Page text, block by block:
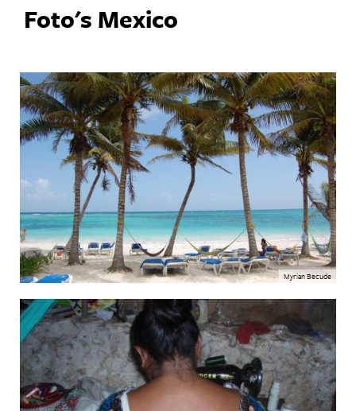
Foto's Mexico
Myrian Becude